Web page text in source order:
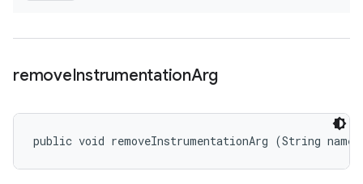
removeInstrumentationArg
public void removeInstrumentationArg (String name)